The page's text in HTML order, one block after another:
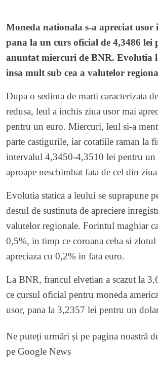
Moneda nationala s-a apreciat usor
pana la un curs oficial de 4,3486 lei
anuntat miercuri de BNR. Evolutia
insa mult sub cea a valutelor
Dupa o sedinta de marti caracterizata
redusa, leul a inchis ziua usor mai
pentru un euro. Miercuri, leul si-a
parte castigurile, iar cotatiile raman la
intervalul 4,3450-4,3510 lei pentru un
aproape neschimbat fata de cel din
Evolutia statica a leului se suprapune
destul de sustinuta de apreciere
valutelor regionale. Forintul maghiar
0,5%, in timp ce coroana ceha si zlotul
apreciaza cu 0,2% in fata euro.
La BNR, francul elvetian a scazut la
ce cursul oficial pentru moneda
usor, pana la 3,2357 lei pentru un
Ne puteți urmări și pe pagina noastră
pe Google News